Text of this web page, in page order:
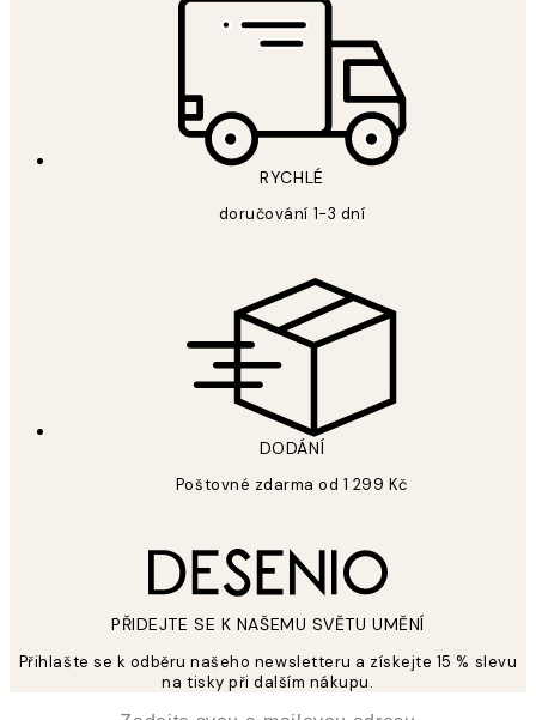
RYCHLÉ
doručování 1-3 dní
DODÁNÍ
Poštovné zdarma od 1 299 Kč
PŘIDEJTE SE K NAŠEMU SVĚTU UMĚNÍ
Přihlašte se k odběru našeho newsletteru a získejte 15 % slevu
na tisky při dalším nákupu.